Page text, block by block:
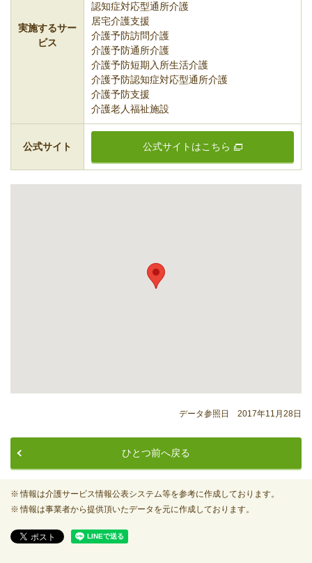
実施するサー
ビス
認知症対応型通所介護
居宅介護支援
介護予防訪問介護
介護予防通所介護
介護予防短期入所生活介護
介護予防認知症対応型通所介護
介護予防支援
介護老人福祉施設
公式サイト 公式サイトはこちら
データ参照日 2017年11月28日
ひとつ前へ戻る
情報は介護サービス情報公表システム等を参考に作成しております。
情報は事業者から提供頂いたデータを元に作成しております。